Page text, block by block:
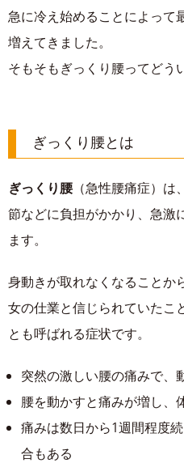
急に冷え始めることによって
増えてきました。
そもそもぎっくり腰ってどう
ぎっくり腰とは
ぎっくり腰（急性腰痛症）は
節などに負担がかかり、急激
ます。
身動きが取れなくなることか
女の仕業と信じられていたこ
とも呼ばれる症状です。
突然の激しい腰の痛みで、
腰を動かすと痛みが増し、
痛みは数日から1週間程度
合もある